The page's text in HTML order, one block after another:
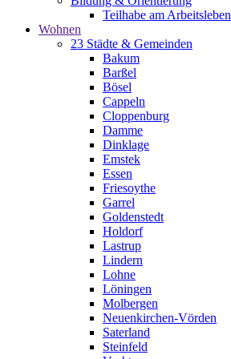
Teilhabe am Arbeitsleben
Wohnen
23 Städte & Gemeinden
Bakum
Barßel
Bösel
Cappeln
Cloppenburg
Damme
Dinklage
Emstek
Essen
Friesoythe
Garrel
Goldenstedt
Holdorf
Lastrup
Lindern
Lohne
Löningen
Molbergen
Neuenkirchen-Vörden
Saterland
Steinfeld